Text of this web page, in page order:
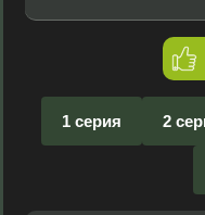
1 серия 2